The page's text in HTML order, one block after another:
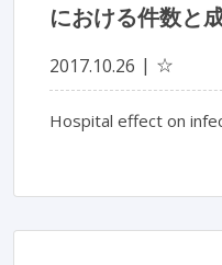
における件数と
2017.10.26 ☆
Hospital effect on